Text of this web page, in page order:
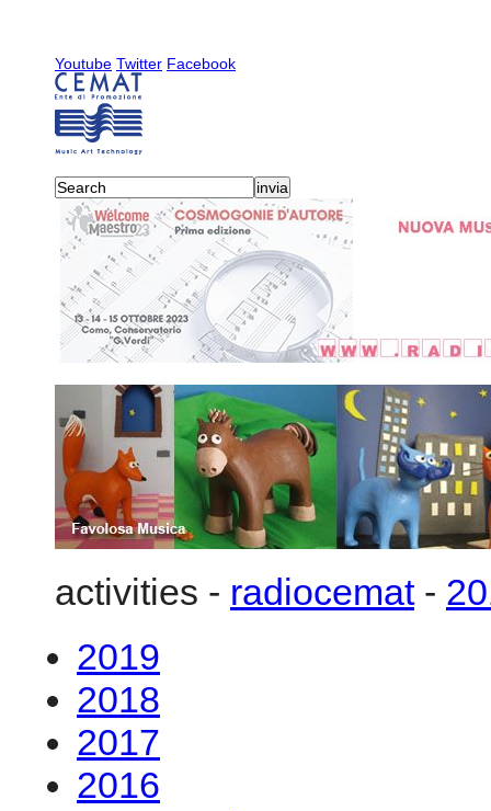
Youtube Twitter Facebook
activities-radiocemat-
2019
2018
2017
2016
2015
#re_fresh - Luca
Concerto del 36°
Ottobre 2015